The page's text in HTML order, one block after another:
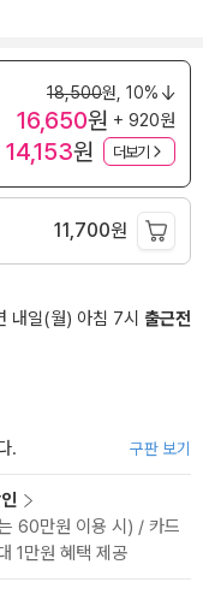
18,500원, 10%
16,650원 + 920원
14,153원 더보기
11,700원
내일(월) 아침 7시 출근전
. 구판 보기
60만원 이용 시) / 카드
1만원 혜택 제공